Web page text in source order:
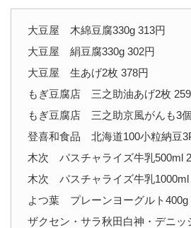
大豆屋 木綿豆腐330g 313円
大豆屋 絹豆腐330g 302円
大豆屋 生あげ2枚 378円
もぎ豆腐店 三之助油あげ2枚
もぎ豆腐店 三之助京風がんも3
登喜和食品 北海道100小粒納豆
木次 パスチャライズ牛乳500ml
木次 パスチャライズ牛乳1000ml
よつ葉 プレーンヨーグルト400g
ザクセン・サラ秋田白神・デニッ